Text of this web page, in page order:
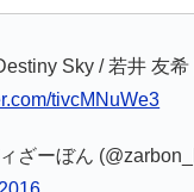
Sky / 若井 友希
tivcMNuWe3
ざーぼん